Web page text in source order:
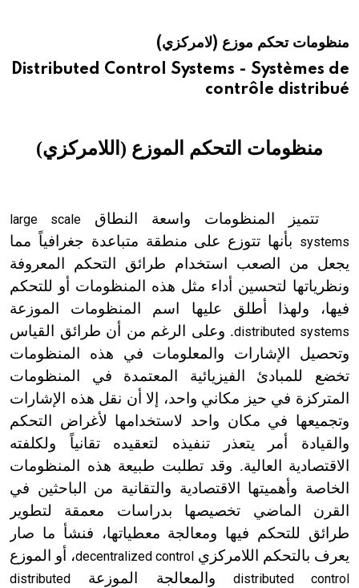
منظومات تحكم موزع (لامركزي)
Distributed Control Systems - Systèmes de
contrôle distribué
منظومات التحكم الموزع (اللامركزي)
تتميز المنظومات واسعة النطاق large scale
systems بأنها تتوزع على منطقة متباعدة جغرافياً مما
يجعل من الصعب استخدام طرائق التحكم المعروفة
ونظرياتها لتحسين أداء مثل هذه المنظومات أو للتحكم
فيها، ولهذا أطلق عليها اسم المنظومات الموزعة
distributed systems. وعلى الرغم من أن طرائق القياس
وتحصيل الإشارات والمعلومات في هذه المنظومات
تخضع للمبادئ الفيزيائية المعتمدة في المنظومات
المتركزة في حيز مكاني واحد، إلا أن نقل هذه الإشارات
وتجميعها في مكان واحد لاستخدامها لأغراض التحكم
والقيادة أمر يتعذر تنفيذه لتعقيده تقانياً ولكلفته
الاقتصادية العالية. وقد تطلبت طبيعة هذه المنظومات
الخاصة وأهميتها الاقتصادية والتقانية من الباحثين في
القرن الماضي تخصيصها بدراسات معمقة لتطوير
طرائق للتحكم فيها ومعالجة معطياتها، فنشأ ما صار
يعرف بالتحكم اللامركزي decentralized control، أو الموزع
distributed control والمعالجة الموزعة
distributed